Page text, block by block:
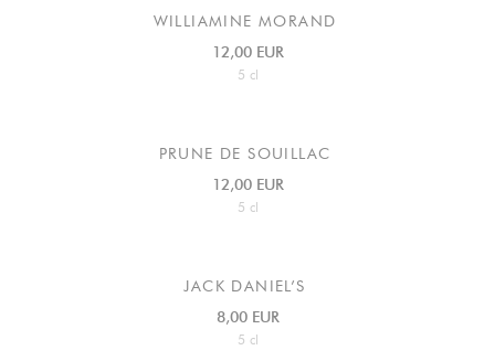
WILLIAMINE MORAND
12,00 EUR
5 cl
PRUNE DE SOUILLAC
12,00 EUR
5 cl
JACK DANIEL’S
8,00 EUR
5 cl